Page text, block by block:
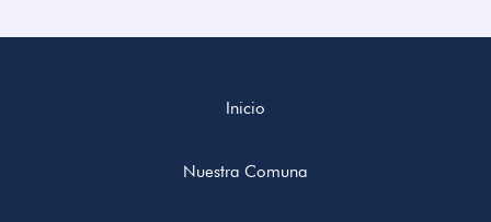
Inicio
Nuestra Comuna